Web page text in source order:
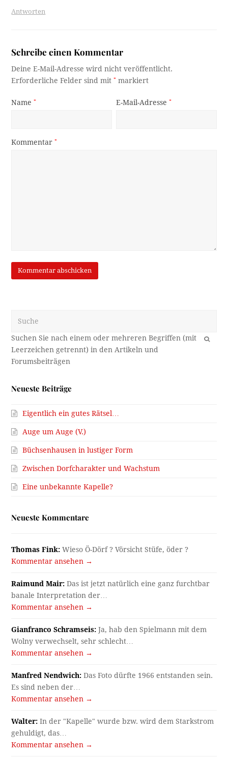
Antworten
Schreibe einen Kommentar
Deine E-Mail-Adresse wird nicht veröffentlicht.
Erforderliche Felder sind mit* markiert
Name* E-Mail-Adresse*
Kommentar*
OK
Neueste Beiträge
Eigentlich ein gutes Rätsel…
Auge um Auge (V.)
Büchsenhausen in lustiger Form
Zwischen Dorfcharakter und Wachstum
Eine unbekannte Kapelle?
Neueste Kommentare
Thomas Fink: Wieso Ö-Dörf ? Vörsicht Stüfe, öder ?
Kommentar ansehen →
Raimund Mair: Das ist jetzt natürlich eine ganz furchtbar
banale Interpretation der…
Kommentar ansehen →
Gianfranco Schramseis: Ja, hab den Spielmann mit dem
Wolny verwechselt, sehr schlecht…
Kommentar ansehen →
Manfred Nendwich: Das Foto dürfte 1966 entstanden sein.
Es sind neben der…
Kommentar ansehen →
Walter: In der "Kapelle" wurde bzw. wird dem Starkstrom
gehuldigt, das…
Kommentar ansehen →